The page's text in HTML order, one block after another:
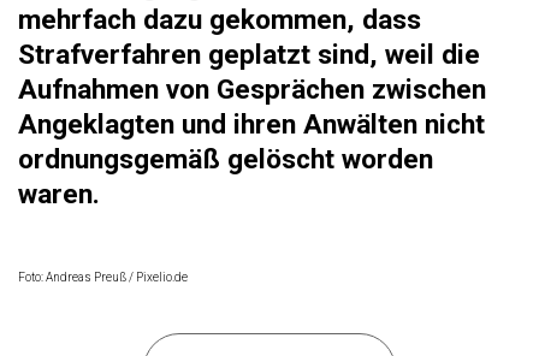
mehrfach dazu gekommen, dass
Strafverfahren geplatzt sind, weil die
Aufnahmen von Gesprächen zwischen
Angeklagten und ihren Anwälten nicht
ordnungsgemäß gelöscht worden
waren.
Foto: Andreas Preuß / Pixelio.de